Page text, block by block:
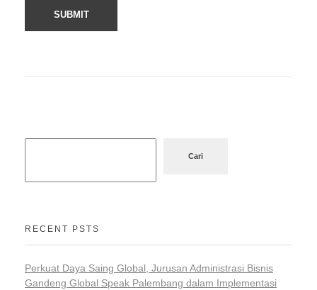
Cari
RECENT PSTS
Perkuat Daya Saing Global, Jurusan Administrasi Bisnis
Gandeng Global Speak Palembang dalam Implementasi